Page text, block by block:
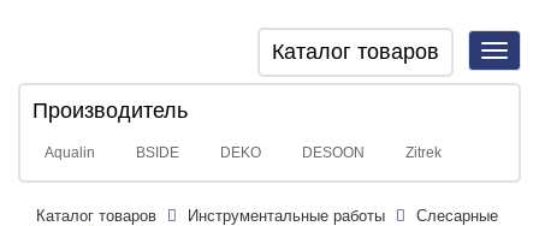
Каталог товаров
Производитель
Aqualin BSIDE DEKO DESOON Zitrek
Каталог товаров Инструментальные работы
Слесарные